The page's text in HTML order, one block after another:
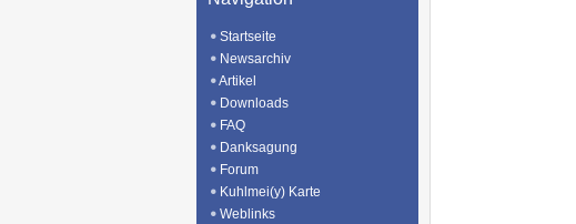
Startseite
Newsarchiv
Artikel
Downloads
FAQ
Danksagung
Forum
Kuhlmei(y) Karte
Weblinks